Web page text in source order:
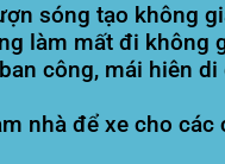
sóng tạo không
làm mất đi không
công, mái hiên
nhà để xe cho